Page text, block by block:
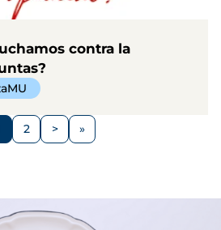
contra la
Página
2
Siguiente
>